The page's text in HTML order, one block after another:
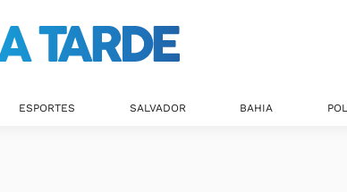
ESPORTES SALVADOR BAHIA